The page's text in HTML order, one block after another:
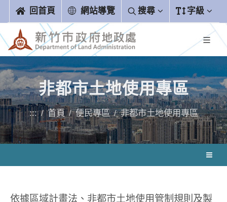
跳到主要內容區塊
回首頁 網站導覽 搜尋 字級
非都市土地使用專區
::: 首頁 便民專區 非都市土地使用專區
依據區域計畫法、非都市土地使用管制規則及製